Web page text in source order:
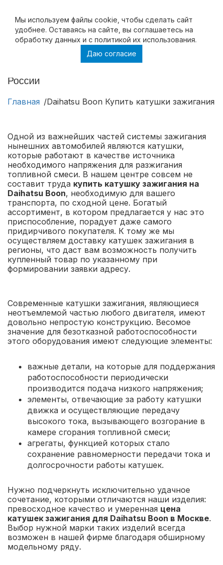
Мы используем файлы cookie, чтобы cделать сайт
удобнее. Оставаясь на сайте, вы соглашаетесь на
обработку данных и с политикой их использования.
Даю согласие
Daihatsu Boon Купить катушки зажигания на
России
Главная Daihatsu Boon Купить катушки зажигания
Одной из важнейших частей системы зажигания
нынешних автомобилей являются катушки,
которые работают в качестве источника
необходимого напряжения для разжигания
топливной смеси. В нашем центре совсем не
составит труда купить катушку зажигания на
Daihatsu Boon, необходимую для вашего
транспорта, по сходной цене. Богатый
ассортимент, в котором предлагается у нас это
приспособление, порадует даже самого
придирчивого покупателя. К тому же мы
осуществляем доставку катушек зажигания в
регионы, что даст вам возможность получить
купленный товар по указанному при
формировании заявки адресу.
Современные катушки зажигания, являющиеся
неотъемлемой частью любого двигателя, имеют
довольно непростую конструкцию. Весомое
значение для безотказной работоспособности
этого оборудования имеют следующие элементы:
важные детали, на которые для поддержания
работоспособности периодически
производится подача низкого напряжения;
элементы, отвечающие за работу катушки
движка и осуществляющие передачу
высокого тока, вызывающего возгорание в
камере сгорания топливной смеси;
агрегаты, функцией которых стало
сохранение равномерности передачи тока и
долгосрочности работы катушек.
Нужно подчеркнуть исключительно удачное
сочетание, которыми отличаются наши изделия:
превосходное качество и умеренная цена
катушек зажигания для Daihatsu Boon в Москве.
Выбор нужной марки таких изделий всегда
возможен в нашей фирме благодаря обширному
модельному ряду.